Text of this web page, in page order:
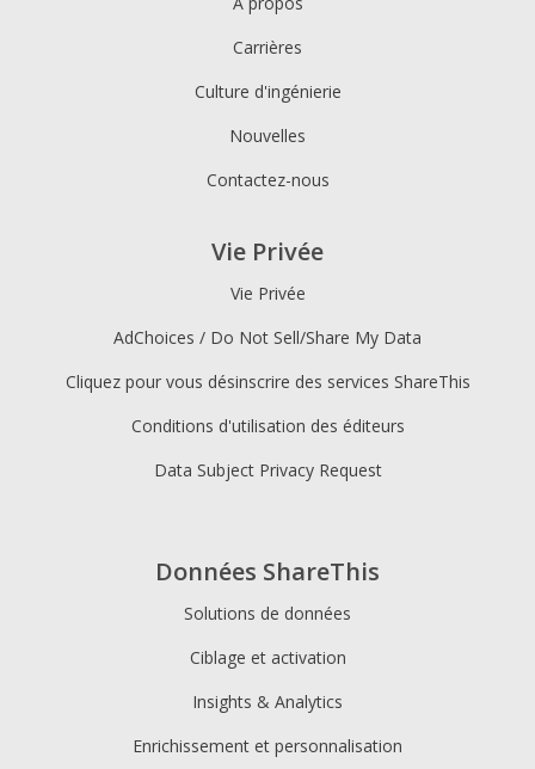
Données ShareThis
Solutions de données
Ciblage et activation
Insights & Analytics
Enrichissement et personnalisation
Carrières
Culture d'ingénierie
Nouvelles
Contactez-nous
Vie Privée
Vie Privée
AdChoices / Do Not Sell/Share My Data
Cliquez pour vous désinscrire des services ShareThis
Conditions d'utilisation des éditeurs
Data Subject Privacy Request